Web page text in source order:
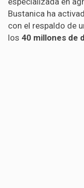
Bustanica ha
con el respaldo de
los 40 millones de